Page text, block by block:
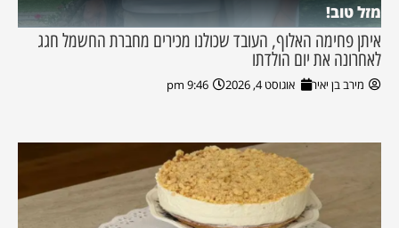
מזל טוב!
איתן פחימה האלוף, העובד שכולנו מכירים מחברת החשמל חגג
לאחרונה את יום הולדתו
מירב בן יאיר אוגוסט 4, 2026 9:46 pm